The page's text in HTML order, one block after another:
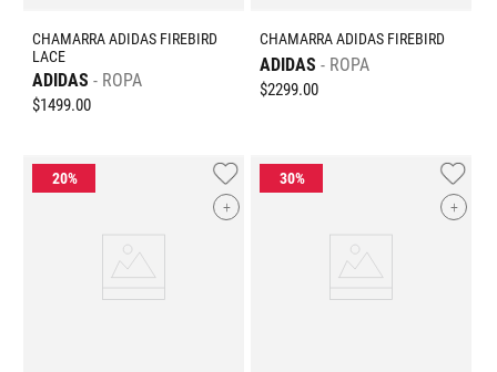
CHAMARRA ADIDAS FIREBIRD
LACE
ADIDAS ROPA
$1499.00
CHAMARRA ADIDAS FIREBIRD
ADIDAS ROPA
$2299.00
+ +